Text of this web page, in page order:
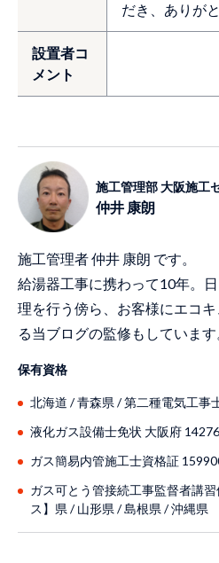
だき、ありが
設置者コ
メント
施工管理部 大阪施工
仲井 康朗
施工管理者 仲井 康朗 です。
給湯器工事に携わって10年。
理を行う傍ら、お客様にエコ
る当ブログの監修もしています
保有資格
北海道 / ⻘森県 / 第二種電気工
液化ガス設備士免状 大阪府
ガス簡易内管施工士資格証
ガス可とう管接続工事監督者講
ス】県 / ⼭形県 / 島根県 / 沖縄県